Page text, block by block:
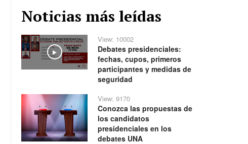
Noticias más leídas
Play
View: 10002
Debates presidenciales:
fechas, cupos, primeros
participantes y medidas de
seguridad
View: 9170
Conozca las propuestas de
los candidatos
presidenciales en los
debates UNA